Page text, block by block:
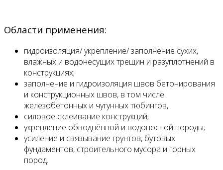
Области применения:
гидроизоляция/ укрепление/ заполнение сухих,
влажных и водонесущих трещин и разуплотнений в
конструкциях;
заполнение и гидроизоляция швов бетонирования
и конструкционных швов, в том числе
железобетонных и чугунных тюбингов,
силовое склеивание конструкций;
укрепление обводнённой и водоносной породы;
усиление и связывание грунтов, бутовых
фундаментов, строительного мусора и горных
пород.